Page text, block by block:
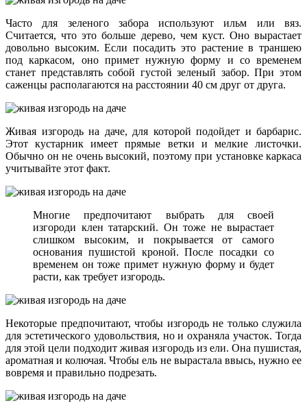
Часто для зеленого забора используют ильм или вяз.
Считается, что это больше дерево, чем куст. Оно вырастает
довольно высоким. Если посадить это растение в траншею
под каркасом, оно примет нужную форму и со временем
станет представлять собой густой зеленый забор. При этом
саженцы располагаются на расстоянии 40 см друг от друга.
Живая изгородь на даче, для которой подойдет и барбарис.
Этот кустарник имеет прямые ветки и мелкие листочки.
Обычно он не очень высокий, поэтому при установке каркаса
учитывайте этот факт.
Многие предпочитают выбрать для своей
изгороди клен татарский. Он тоже не вырастает
слишком высоким, и покрывается от самого
основания пушистой кроной. После посадки со
временем он тоже примет нужную форму и будет
расти, как требует изгородь.
Некоторые предпочитают, чтобы изгородь не только служила
для эстетического удовольствия, но и охраняла участок. Тогда
для этой цели подходит живая изгородь из ели. Она пушистая,
ароматная и колючая. Чтобы ель не вырастала ввысь, нужно ее
вовремя и правильно подрезать.